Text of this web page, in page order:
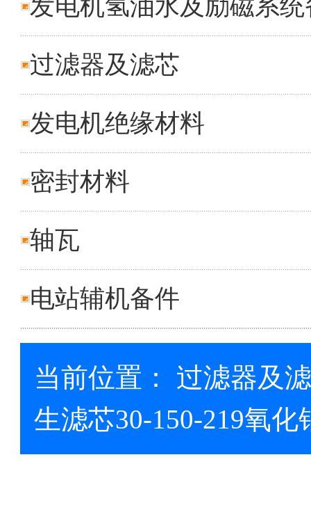
发电机氢油水及励磁系统
过滤器及滤芯
发电机绝缘材料
密封材料
轴瓦
电站辅机备件
当前位置： 过滤器及
生滤芯30-150-219氧化